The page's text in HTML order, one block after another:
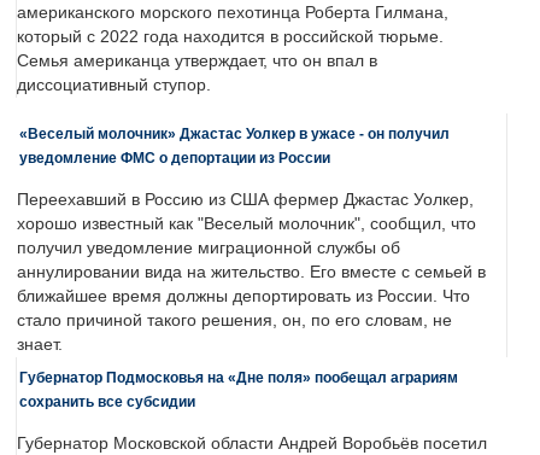
американского морского пехотинца Роберта Гилмана,
который с 2022 года находится в российской тюрьме.
Семья американца утверждает, что он впал в
диссоциативный ступор.
«Веселый молочник» Джастас Уолкер в ужасе - он получил
уведомление ФМС о депортации из России
Переехавший в Россию из США фермер Джастас Уолкер,
хорошо известный как "Веселый молочник", сообщил, что
получил уведомление миграционной службы об
аннулировании вида на жительство. Его вместе с семьей в
ближайшее время должны депортировать из России. Что
стало причиной такого решения, он, по его словам, не
знает.
Губернатор Подмосковья на «Дне поля» пообещал аграриям
сохранить все субсидии
Губернатор Московской области Андрей Воробьёв посетил